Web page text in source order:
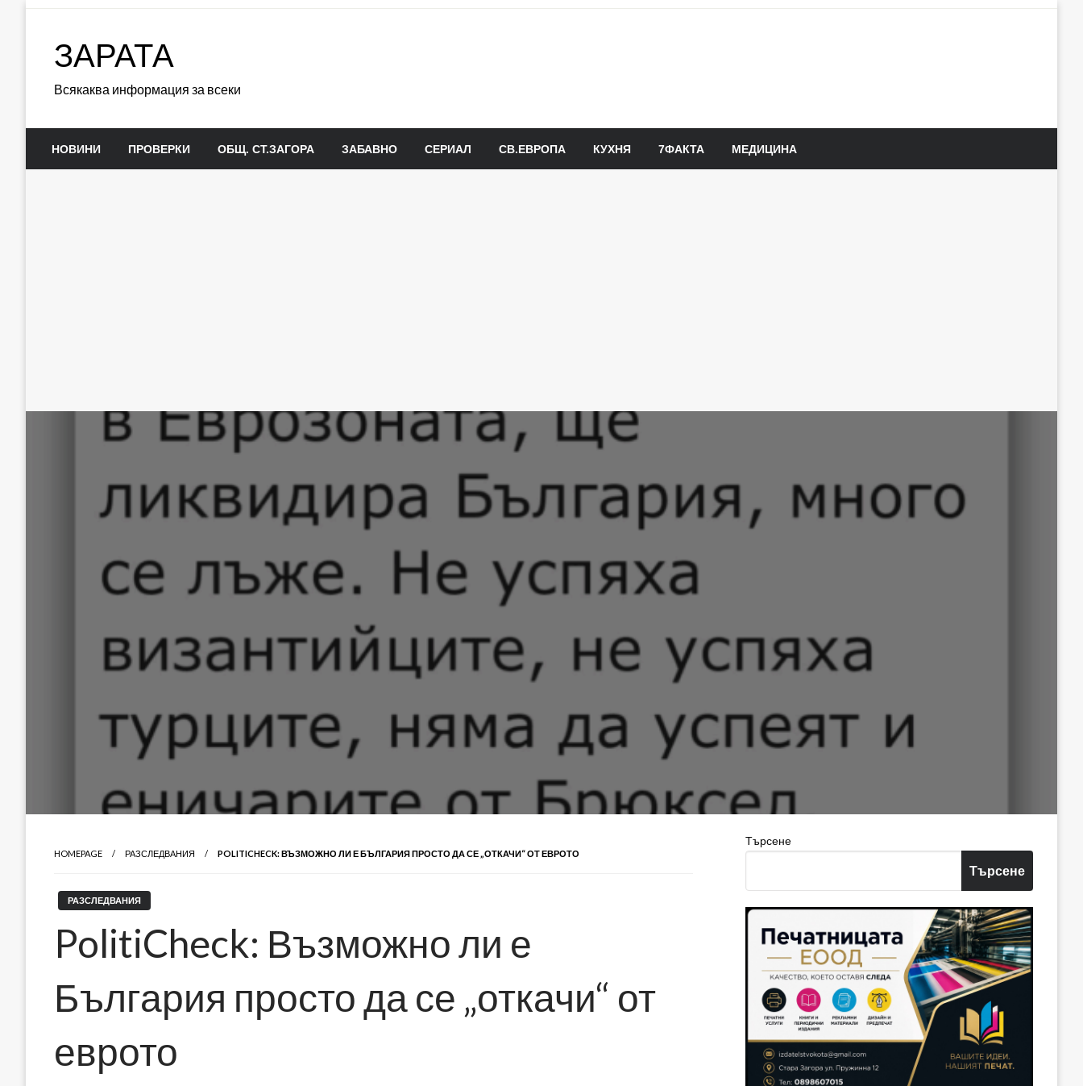
ЗАРАТА
Всякаква информация за всеки
НОВИНИ ПРОВЕРКИ ОБЩ. СТ.ЗАГОРА ЗАБАВНО СЕРИАЛ СВ.ЕВРОПА КУХНЯ 7ФАКТА МЕДИЦИНА
HOMEPAGE РАЗСЛЕДВАНИЯ POLITICHECK: ВЪЗМОЖНО ЛИ Е БЪЛГАРИЯ ПРОСТО ДА СЕ „ОТКАЧИ“ ОТ ЕВРОТО
РАЗСЛЕДВАНИЯ
PolitiCheck: Възможно ли е
България просто да се „откачи“ от
еврото
Търсене
Търсене